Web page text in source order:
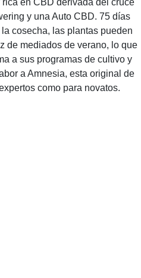
en CBD derivada del cruce
y una Auto CBD. 75 días
cosecha, las plantas pueden
de mediados de verano, lo que
a sus programas de cultivo y
a Amnesia, esta original de
como para novatos.